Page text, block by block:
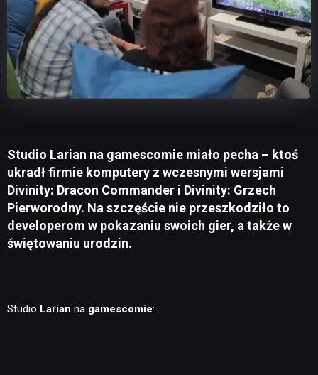
Studio Larian na gamescomie miało pecha – ktoś
ukradł firmie komputery z wczesnymi wersjami
Divinity: Dracon Commander i Divinity: Grzech
Pierworodny. Na szczęście nie przeszkodziło to
developerom w pokazaniu swoich gier, a także w
świętowaniu urodzin.
Studio Larian na gamescomie: